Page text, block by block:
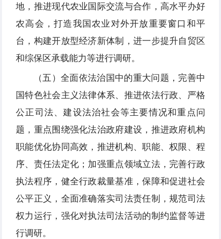
地，推进现代农业国际交流与合作，高水平办好
农高会，打造我国农业对外开放重要窗口和平
台，构建开放型经济新体制，进一步提升自贸区
和综保区承载能力等进行调研。
（五）全面依法治国中的重大问题，完善中
国特色社会主义法律体系、推进依法行政、严格
公正司法、建设法治社会等主要情况和重点问
题，重点围绕强化法治政府建设，推进政府机构
职能优化协同高效，推进机构、职能、权限、程
序、责任法定化；加强重点领域立法，完善行政
执法程序，健全行政裁量基准，保障和促进社会
公平正义，全面准确落实司法责任制，规范司法
权力运行，强化对执法司法活动的制约监督等进
行调研。